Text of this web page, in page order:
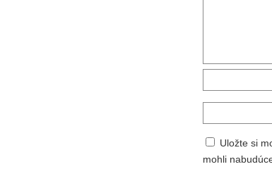
Uložte si
mohli